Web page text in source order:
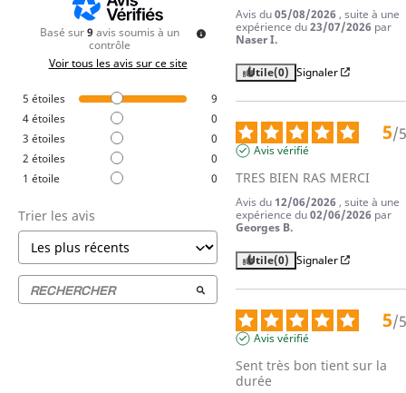
Basé sur9avis soumis à un
contrôle
Voir tous les avis sur ce site
5 étoiles
9
4étoiles
0
3 étoiles
0
2 étoiles
0
1 étoile 0
Trier les avis
Avis du05/08/2026, suite à une
expérience du23/07/2026 par
Naser I.
Utile(0) Signaler
5/5
Avis vérifié
TRES BIEN RAS MERCI
Avis du12/06/2026, suite à une
expérience du02/06/2026 par
Georges B.
Utile(0) Signaler
5/5
Avis vérifié
Sent très bon tient sur la
durée